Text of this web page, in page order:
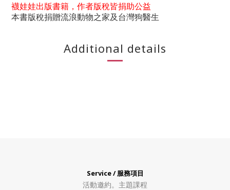
襪娃娃出版書籍，作者版稅皆捐助公益
本書版稅捐贈流浪動物之家及台灣狗醫生
Additional details
Service / 服務項目
活動邀約。 主題課程